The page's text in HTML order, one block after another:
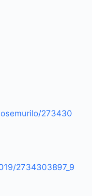
273430
2734303897_9